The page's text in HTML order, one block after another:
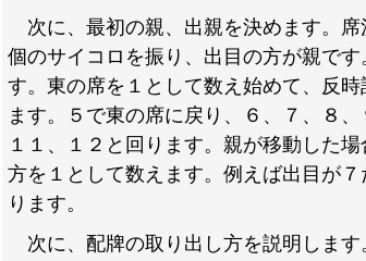
次に、最初の親、出親を決めます。
個のサイコロを振り、出目の方が親で
す。東の席を１として数え始めて、反
ます。５で東の席に戻り、６、７、８
１１、１２と回ります。親が移動した
方を１として数えます。例えば出目が
ります。
次に、配牌の取り出し方を説明しま